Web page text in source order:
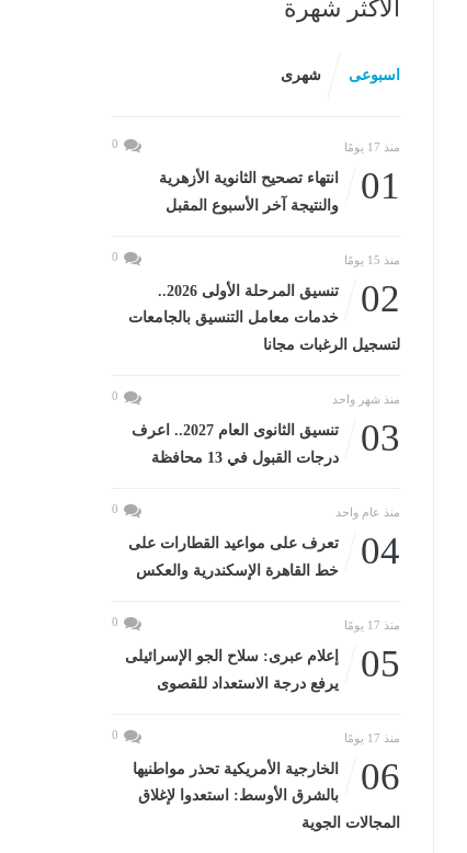
الأكثر شهرة
اسبوعى شهرى
منذ 17 يومًا 0
01
انتهاء تصحيح الثانوية الأزهرية
والنتيجة آخر الأسبوع المقبل
منذ 15 يومًا 0
02
تنسيق المرحلة الأولى 2026..
خدمات معامل التنسيق بالجامعات
لتسجيل الرغبات مجانا
منذ شهر واحد 0
03
تنسيق الثانوى العام 2027.. اعرف
درجات القبول في 13 محافظة
منذ عام واحد 0
04
تعرف على مواعيد القطارات على
خط القاهرة الإسكندرية والعكس
منذ 17 يومًا 0
05
إعلام عبرى: سلاح الجو الإسرائيلى
يرفع درجة الاستعداد للقصوى
منذ 17 يومًا 0
06
الخارجية الأمريكية تحذر مواطنيها
بالشرق الأوسط: استعدوا لإغلاق
المجالات الجوية